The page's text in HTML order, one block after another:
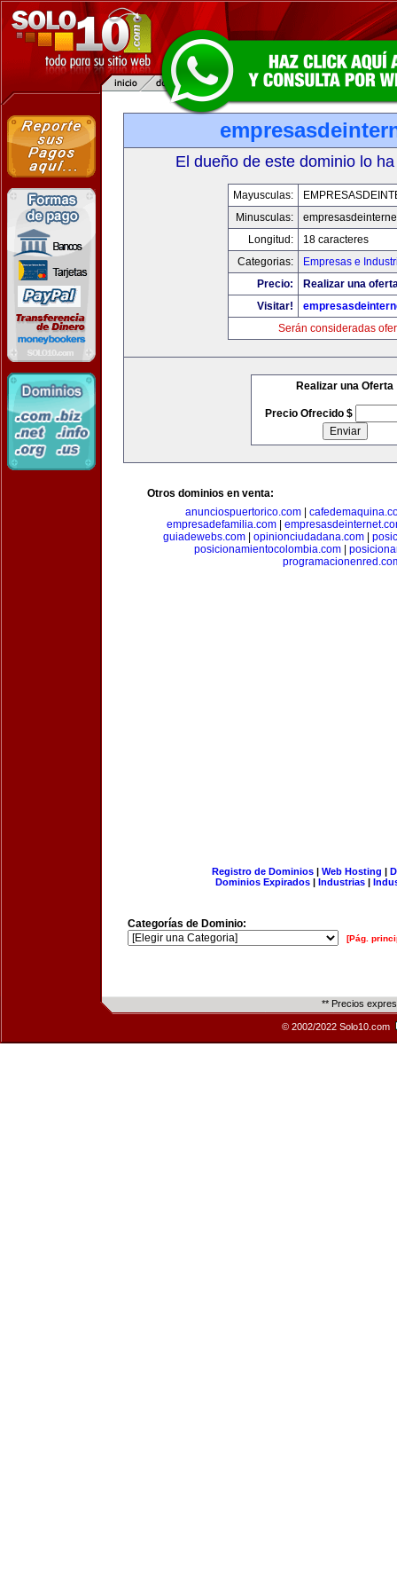
El dueño de este dominio lo
Mayusculas:
Minusculas:
Longitud:
18 caracteres
Categorias:
Empresas e
Precio:
Realizar una
Visitar!
Serán consideradas
Realizar una Oferta
Precio Ofrecido $
Otros dominios en venta:
anunciospuertorico.com|
empresadefamilia.com
guiadewebs.com
opinionciudadana.com
posicionamientocolombia.com|
Registro de Dominios| Web Hosting |
Dominios Expirados | Industrias |
Categorías de Dominio:
[Pág.
** Precios
© 2002/2022 Solo10.com